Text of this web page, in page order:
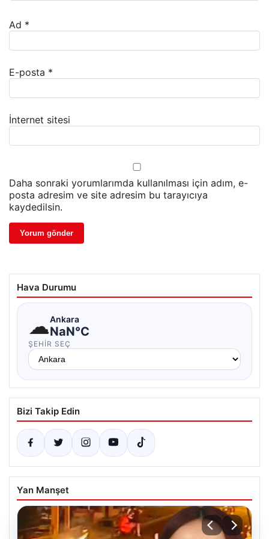
Ad *
E-posta *
İnternet sitesi
Daha sonraki yorumlarımda kullanılması için adım, e-
posta adresim ve site adresim bu tarayıcıya
kaydedilsin.
Hava Durumu
☁Ankara
NaN°C
ŞEHIR SEÇ
Bizi Takip Edin
Yan Manşet